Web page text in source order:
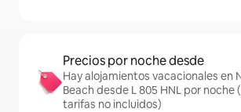
Precios por noche desde
Hay alojamientos vacacionales en
Beach desde L 805 HNL por noche
tarifas no incluidos)